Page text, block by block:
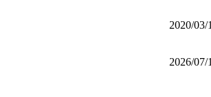
2020/03/
2026/07/